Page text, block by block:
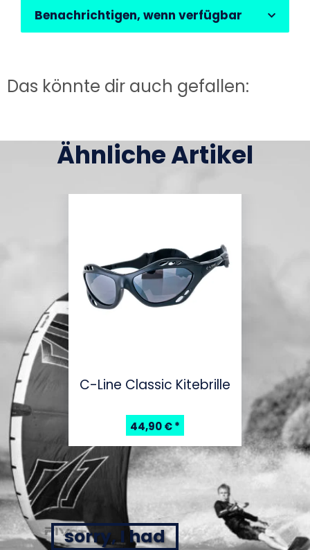
Benachrichtigen, wenn verfügbar
Das könnte dir auch gefallen:
Ähnliche Artikel
C-Line Classic Kitebrille
44,90 €*
sorry, I had